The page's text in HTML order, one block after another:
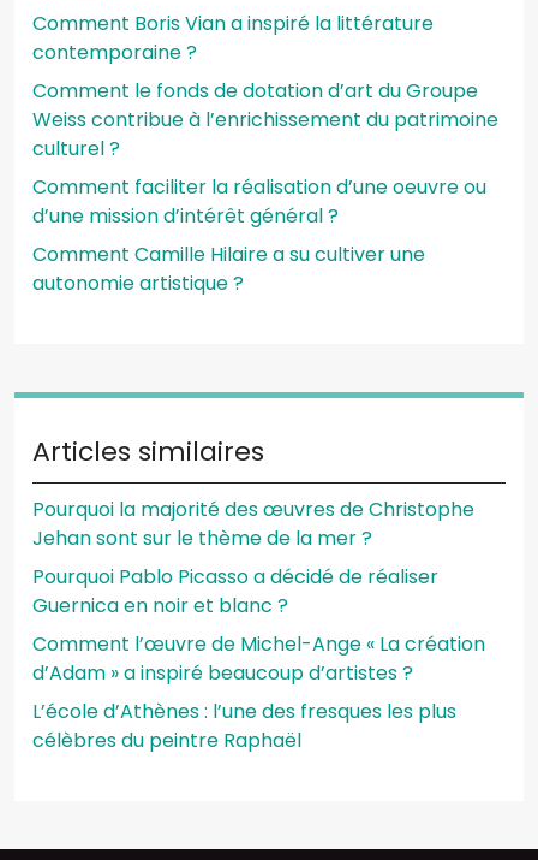
Comment Boris Vian a inspiré la littérature
contemporaine ?
Comment le fonds de dotation d’art du Groupe
Weiss contribue à l’enrichissement du patrimoine
culturel ?
Comment faciliter la réalisation d’une oeuvre ou
d’une mission d’intérêt général ?
Comment Camille Hilaire a su cultiver une
autonomie artistique ?
Articles similaires
Pourquoi la majorité des œuvres de Christophe
Jehan sont sur le thème de la mer ?
Pourquoi Pablo Picasso a décidé de réaliser
Guernica en noir et blanc ?
Comment l’œuvre de Michel-Ange « La création
d’Adam » a inspiré beaucoup d’artistes ?
L’école d’Athènes : l’une des fresques les plus
célèbres du peintre Raphaël